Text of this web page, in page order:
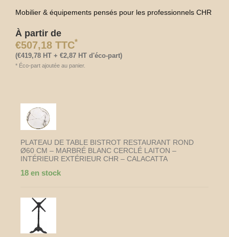
Mobilier & équipements pensés pour les professionnels CHR
À partir de
€507,18 TTC*
(€419,78 HT + €2,87 HT d'éco-part)
* Éco-part ajoutée au panier.
PLATEAU DE TABLE BISTROT RESTAURANT ROND
Ø60 CM – MARBRÉ BLANC CERCLÉ LAITON –
INTÉRIEUR EXTÉRIEUR CHR – CALACATTA
18 en stock
Ensemble
bistrot
restaurant
terrasse
–
Table
marbre
+